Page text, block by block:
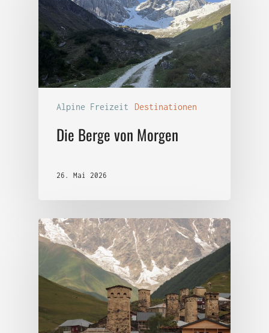
Alpine Freizeit Destinationen
Die Berge von Morgen
26. Mai 2026